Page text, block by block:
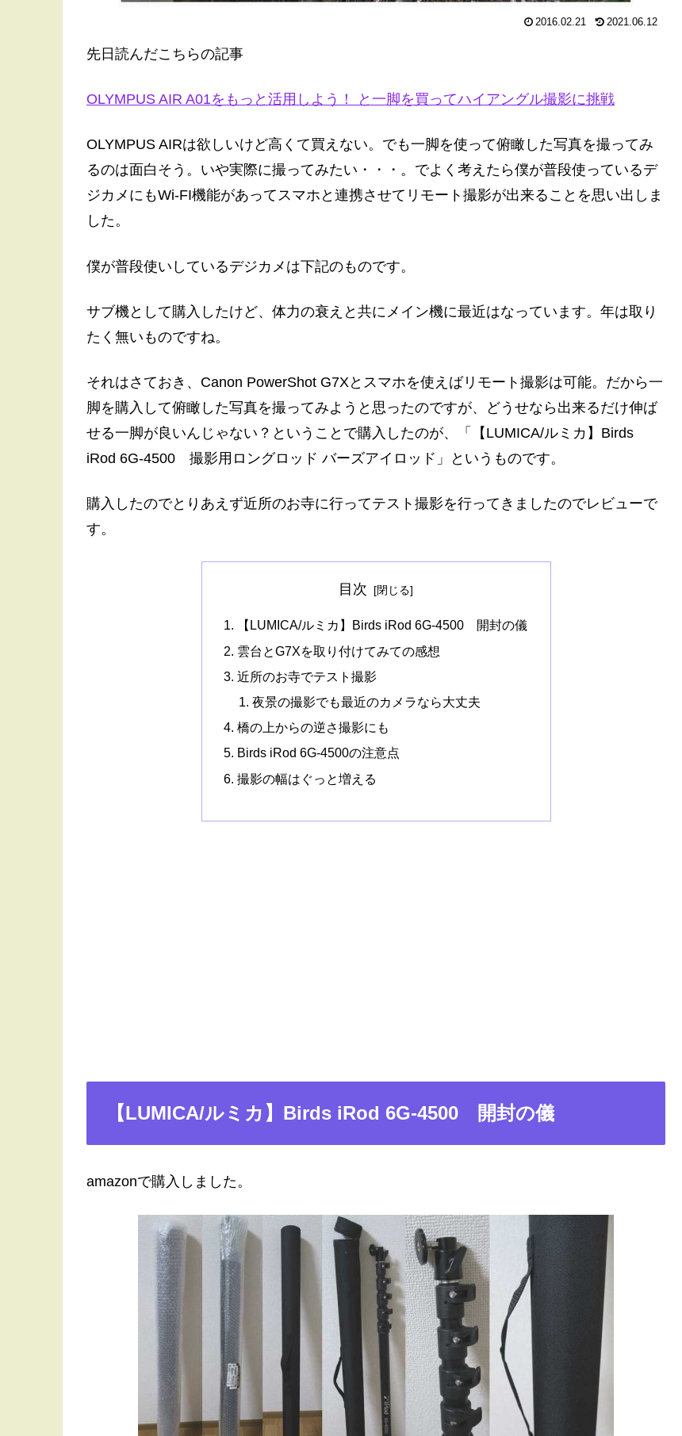
2016.02.21 2021.06.12
先日読んだこちらの記事
OLYMPUS AIR A01をもっと活用しよう！ と一脚を買ってハイアングル撮影に挑戦
OLYMPUS AIRは欲しいけど高くて買えない。でも一脚を使って俯瞰した写真を撮ってみ
るのは面白そう。いや実際に撮ってみたい・・・。でよく考えたら僕が普段使っているデ
ジカメにもWi-FI機能があってスマホと連携させてリモート撮影が出来ることを思い出しま
した。
僕が普段使いしているデジカメは下記のものです。
サブ機として購入したけど、体力の衰えと共にメイン機に最近はなっています。年は取り
たく無いものですね。
それはさておき、Canon PowerShot G7Xとスマホを使えばリモート撮影は可能。だから一
脚を購入して俯瞰した写真を撮ってみようと思ったのですが、どうせなら出来るだけ伸ば
せる一脚が良いんじゃない？ということで購入したのが、「【LUMICA/ルミカ】Birds
iRod 6G-4500 撮影用ロングロッド バーズアイロッド」というものです。
購入したのでとりあえず近所のお寺に行ってテスト撮影を行ってきましたのでレビューで
す。
目次
【LUMICA/ルミカ】Birds iRod 6G-4500 開封の儀
雲台とG7Xを取り付けてみての感想
近所のお寺でテスト撮影
夜景の撮影でも最近のカメラなら大丈夫
橋の上からの逆さ撮影にも
Birds iRod 6G-4500の注意点
撮影の幅はぐっと増える
【LUMICA/ルミカ】Birds iRod 6G-4500 開封の儀
amazonで購入しました。